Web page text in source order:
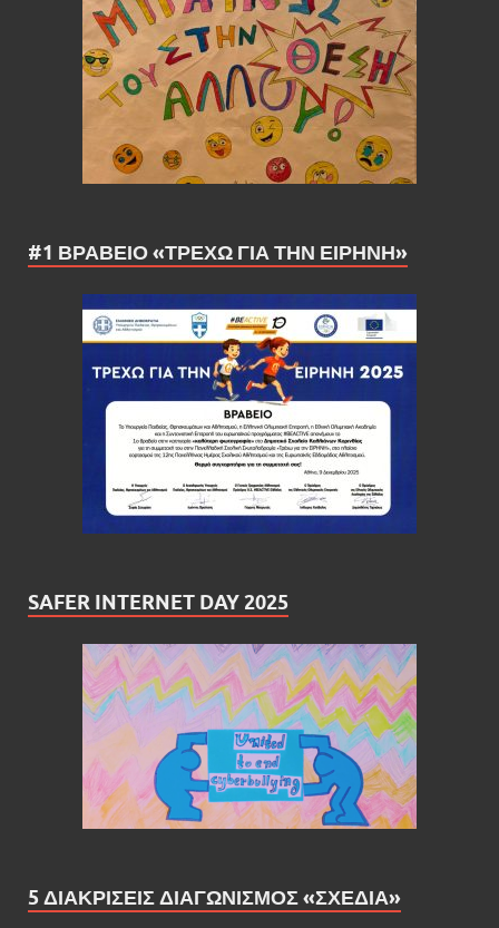
#1 ΒΡΑΒΕΙΟ «ΤΡΕΧΩ ΓΙΑ ΤΗΝ ΕΙΡΗΝΗ»
SAFER INTERNET DAY 2025
5 ΔΙΑΚΡΙΣΕΙΣ ΔΙΑΓΩΝΙΣΜΟΣ «ΣΧΕΔΙΑ»